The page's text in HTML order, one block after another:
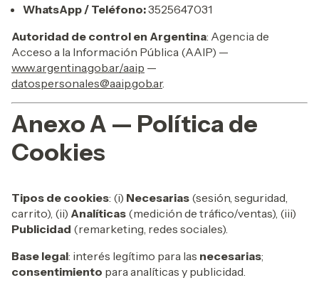
WhatsApp / Teléfono:3525647031
Autoridad de control en Argentina: Agencia de
Acceso a la Información Pública (AAIP) —
www.argentina.gob.ar/aaip —
datospersonales@aaip.gob.ar.
Anexo A — Política de
Cookies
Tipos de cookies: (i) Necesarias (sesión, seguridad,
carrito), (ii) Analíticas (medición de tráfico/ventas), (iii)
Publicidad (remarketing, redes sociales).
Base legal: interés legítimo para las necesarias;
consentimiento para analíticas y publicidad.